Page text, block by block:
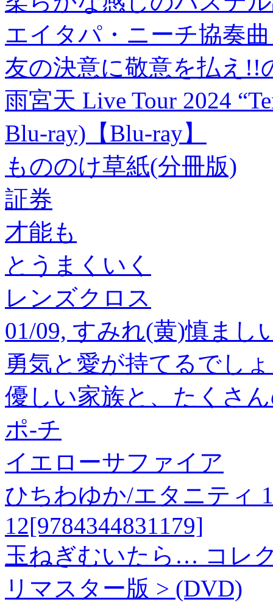
エイタパ・ニーチ協奏
友の決意に敬意を払え!!
雨宮天 Live Tour 2024
Blu-ray)【Blu-ray】
もののけ草紙(分冊版)
証券
才能も
とうまくいく
レンズクロス
01/09, すみれ(黄)慎まし
勇気と愛が持てるでし
優しい家族と、たくさ
ポ-チ
イエローサファイア
ひちわゆか/エタニティ
12[9784344831179]
玉ねぎむいたら… コレ
リマスター版 > (DVD)